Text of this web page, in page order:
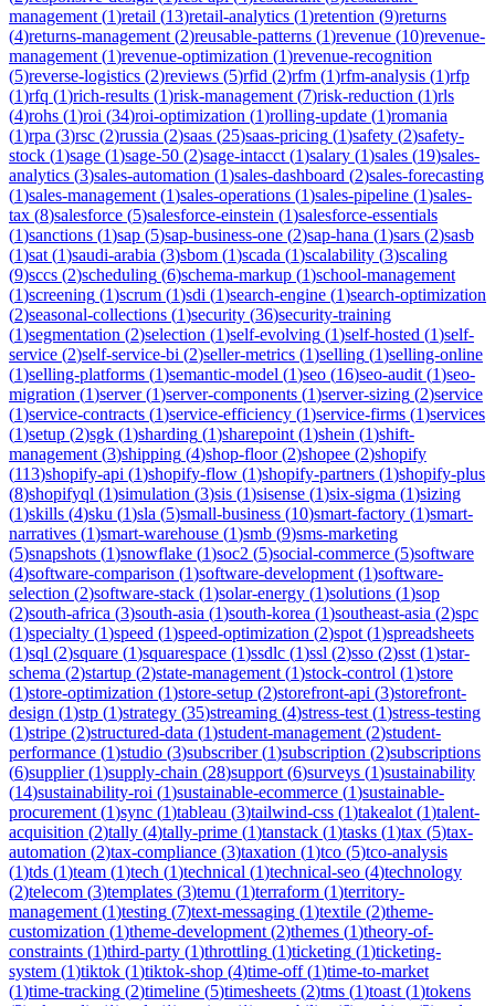
management (1)retail (13)retail-analytics (1)retention (9)returns
(4)returns-management (2)reusable-patterns (1)revenue (10)revenue-
management (1)revenue-optimization (1)revenue-recognition
(5)reverse-logistics (2)reviews (5)rfid (2)rfm (1)rfm-analysis (1)rfp
(1)rfq (1)rich-results (1)risk-management (7)risk-reduction (1)rls
(4)rohs (1)roi (34)roi-optimization (1)rolling-update (1)romania
(1)rpa (3)rsc (2)russia (2)saas (25)saas-pricing (1)safety (2)safety-
stock (1)sage (1)sage-50 (2)sage-intacct (1)salary (1)sales (19)sales-
analytics (3)sales-automation (1)sales-dashboard (2)sales-forecasting
(1)sales-management (1)sales-operations (1)sales-pipeline (1)sales-
tax (8)salesforce (5)salesforce-einstein (1)salesforce-essentials
(1)sanctions (1)sap (5)sap-business-one (2)sap-hana (1)sars (2)sasb
(1)sat (1)saudi-arabia (3)sbom (1)scada (1)scalability (3)scaling
(9)sccs (2)scheduling (6)schema-markup (1)school-management
(1)screening (1)scrum (1)sdi (1)search-engine (1)search-optimization
(2)seasonal-collections (1)security (36)security-training
(1)segmentation (2)selection (1)self-evolving (1)self-hosted (1)self-
service (2)self-service-bi (2)seller-metrics (1)selling (1)selling-online
(1)selling-platforms (1)semantic-model (1)seo (16)seo-audit (1)seo-
migration (1)server(1)server-components (1)server-sizing (2)service
(1)service-contracts (1)service-efficiency (1)service-firms (1)services
(1)setup (2)sgk (1)sharding (1)sharepoint (1)shein (1)shift-
management (3)shipping (4)shop-floor(2)shopee (2)shopify
(113)shopify-api (1)shopify-flow (1)shopify-partners (1)shopify-plus
(8)shopifyql (1)simulation (3)sis (1)sisense (1)six-sigma (1)sizing
(1)skills (4)sku (1)sla (5)small-business (10)smart-factory (1)smart-
narratives (1)smart-warehouse (1)smb (9)sms-marketing
(5)snapshots (1)snowflake (1)soc2 (5)social-commerce (5)software
(4)software-comparison (1)software-development (1)software-
selection (2)software-stack (1)solar-energy (1)solutions (1)sop
(2)south-africa (3)south-asia (1)south-korea (1)southeast-asia (2)spc
(1)specialty (1)speed (1)speed-optimization (2)spot (1)spreadsheets
(1)sql (2)square (1)squarespace (1)ssdlc (1)ssl (2)sso (2)sst (1)star-
schema (2)startup (2)state-management (1)stock-control (1)store
(1)store-optimization (1)store-setup (2)storefront-api (3)storefront-
design (1)stp (1)strategy (35)streaming (4)stress-test (1)stress-testing
(1)stripe (2)structured-data (1)student-management (2)student-
performance (1)studio (3)subscriber(1)subscription (2)subscriptions
(6)supplier(1)supply-chain (28)support (6)surveys (1)sustainability
(14)sustainability-roi (1)sustainable-ecommerce (1)sustainable-
procurement (1)sync (1)tableau (3)tailwind-css (1)takealot (1)talent-
acquisition (2)tally (4)tally-prime (1)tanstack (1)tasks (1)tax (5)tax-
automation (2)tax-compliance (3)taxation (1)tco (5)tco-analysis
(1)tds (1)team (1)tech (1)technical (1)technical-seo (4)technology
(2)telecom (3)templates (3)temu (1)terraform (1)territory-
management (1)testing (7)text-messaging (1)textile (2)theme-
customization (1)theme-development (2)themes (1)theory-of-
constraints (1)third-party (1)throttling (1)ticketing (1)ticketing-
system (1)tiktok (1)tiktok-shop (4)time-off(1)time-to-market
(1)time-tracking (2)timeline (5)timesheets (2)tms (1)toast (1)tokens